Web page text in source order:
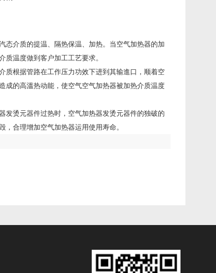
态介质的提温、隔热保温、加热。当空气加热器的加
温度做到客户加工工艺要求。
质根据管路在工作压力功效下进到其输進口，顺着空
成的高溫热动能，使空气空气加热器被加热介质温度
发烫元器件过热时，空气加热器发烫元器件的独破的
合理增加空气加热器运用使用寿命。